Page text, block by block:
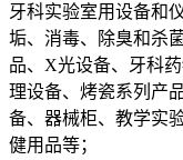
牙科实验室用设备和
垢、消毒、除臭和杀
品、X光设备、牙科
理设备、烤瓷系列产
备、器械柜、教学实
健用品等；